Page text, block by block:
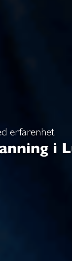
erfarenhet
i